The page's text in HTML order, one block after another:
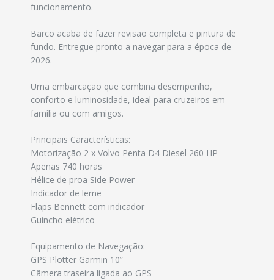
funcionamento.
Barco acaba de fazer revisão completa e pintura de
fundo. Entregue pronto a navegar para a época de
2026.
Uma embarcação que combina desempenho,
conforto e luminosidade, ideal para cruzeiros em
família ou com amigos.
Principais Características:
Motorização 2 x Volvo Penta D4 Diesel 260 HP
Apenas 740 horas
Hélice de proa Side Power
Indicador de leme
Flaps Bennett com indicador
Guincho elétrico
Equipamento de Navegação:
GPS Plotter Garmin 10”
Câmera traseira ligada ao GPS